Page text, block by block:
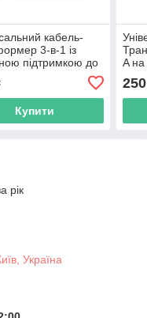
кабель-
3-в-1 із
підтримкою до
USB/Lightning)
Купити
A
250
рік
Україна